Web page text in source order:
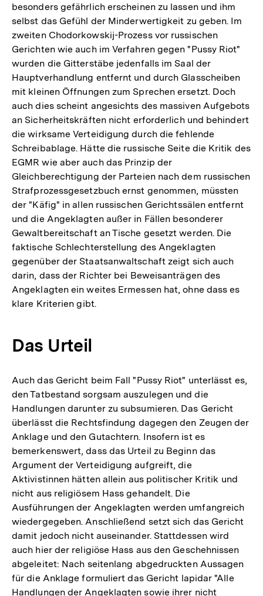
besonders gefährlich erscheinen zu lassen und ihm
selbst das Gefühl der Minderwertigkeit zu geben. Im
zweiten Chodorkowskij-Prozess vor russischen
Gerichten wie auch im Verfahren gegen "Pussy Riot"
wurden die Gitterstäbe jedenfalls im Saal der
Hauptverhandlung entfernt und durch Glasscheiben
mit kleinen Öffnungen zum Sprechen ersetzt. Doch
auch dies scheint angesichts des massiven Aufgebots
an Sicherheitskräften nicht erforderlich und behindert
die wirksame Verteidigung durch die fehlende
Schreibablage. Hätte die russische Seite die Kritik des
EGMR wie aber auch das Prinzip der
Gleichberechtigung der Parteien nach dem russischen
Strafprozessgesetzbuch ernst genommen, müssten
der "Käfig" in allen russischen Gerichtssälen entfernt
und die Angeklagten außer in Fällen besonderer
Gewaltbereitschaft an Tische gesetzt werden. Die
faktische Schlechterstellung des Angeklagten
gegenüber der Staatsanwaltschaft zeigt sich auch
darin, dass der Richter bei Beweisanträgen des
Angeklagten ein weites Ermessen hat, ohne dass es
klare Kriterien gibt.
Das Urteil
Auch das Gericht beim Fall "Pussy Riot" unterlässt es,
den Tatbestand sorgsam auszulegen und die
Handlungen darunter zu subsumieren. Das Gericht
überlässt die Rechtsfindung dagegen den Zeugen der
Anklage und den Gutachtern. Insofern ist es
bemerkenswert, dass das Urteil zu Beginn das
Argument der Verteidigung aufgreift, die
Aktivistinnen hätten allein aus politischer Kritik und
nicht aus religiösem Hass gehandelt. Die
Ausführungen der Angeklagten werden umfangreich
wiedergegeben. Anschließend setzt sich das Gericht
damit jedoch nicht auseinander. Stattdessen wird
auch hier der religiöse Hass aus den Geschehnissen
abgeleitet: Nach seitenlang abgedruckten Aussagen
für die Anklage formuliert das Gericht lapidar "Alle
Handlungen der Angeklagten sowie ihrer nicht